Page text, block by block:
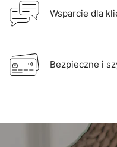
Wsparcie dla
Bezpieczne i